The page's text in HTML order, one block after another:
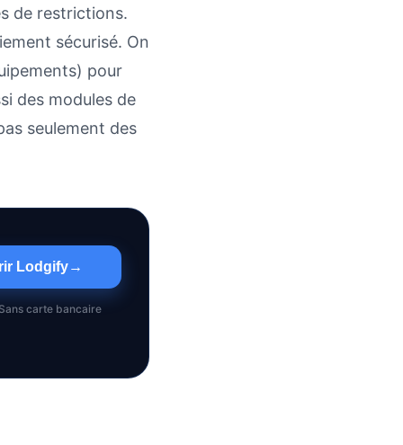
de restrictions.
sécurisé. On
pour
des modules de
seulement des
Lodgify→
carte bancaire